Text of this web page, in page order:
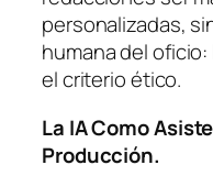
personalizadas,
humana del
el criterio ético.
La IA Como
Producción.